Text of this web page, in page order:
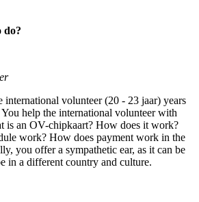
do?
international volunteer (20 - 23 jaar) years
help the international volunteer with
is an OV-chipkaart? How does it work?
work? How does payment work in the
you offer a sympathetic ear, as it can be
in a different country and culture.